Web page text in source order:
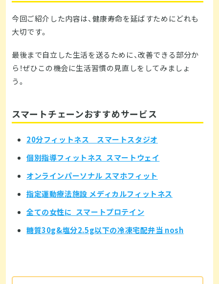
今回ご紹介した内容は、健康寿命を延ばすためにどれも
大切です。
最後まで自立した生活を送るために、改善できる部分か
ら！ぜひこの機会に生活習慣の見直しをしてみましょ
う。
スマートチェーンおすすめサービス
20分フィットネス スマートスタジオ
個別指導フィットネス スマートウェイ
オンラインパーソナル スマホフィット
指定運動療法施設 メディカルフィットネス
全ての女性に スマートプロテイン
糖質30g&塩分2.5g以下の冷凍宅配弁当 nosh